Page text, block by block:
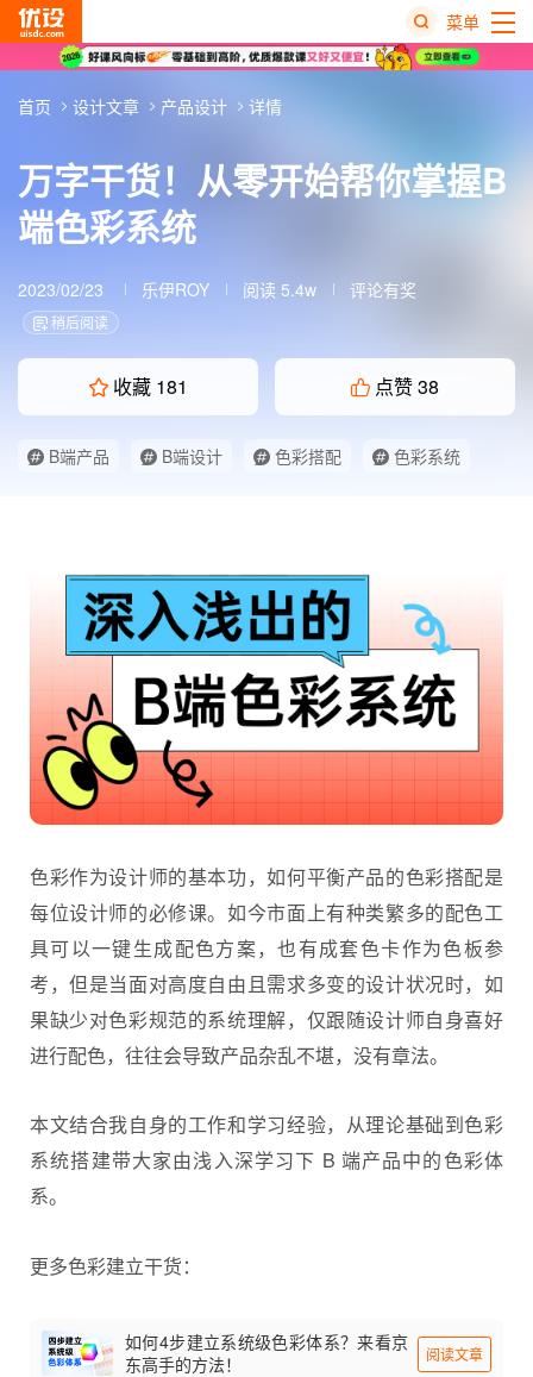
菜单
万字干货！从零开始帮你掌握B
端色彩系统
2023/02/23 乐伊ROY 阅读 5.4w 评论有奖
稍后阅读
收藏 181 点赞38
B端产品 B端设计 色彩搭配
色彩系统
首页 设计文章 产品设计 详情
色彩作为设计师的基本功，如何平衡产品的色彩搭配是
每位设计师的必修课。如今市面上有种类繁多的配色工
具可以一键生成配色方案，也有成套色卡作为色板参
考，但是当面对高度自由且需求多变的设计状况时，如
果缺少对色彩规范的系统理解，仅跟随设计师自身喜好
进行配色，往往会导致产品杂乱不堪，没有章法。
本文结合我自身的工作和学习经验，从理论基础到色彩
系统搭建带大家由浅入深学习下 B 端产品中的色彩体
系。
更多色彩建立干货：
如何4步建立系统级色彩体系？来看京
东高手的方法！
阅读文章